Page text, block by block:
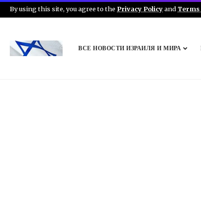
By using this site, you agree to the Privacy Policyand Terms
ВСЕ НОВОСТИ ИЗРАИЛЯ И МИРА